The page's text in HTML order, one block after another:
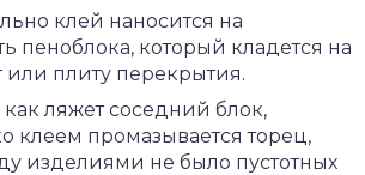
клей наносится на
пеноблока, который кладется на
плиту перекрытия.
ляжет соседний блок,
клеем промазывается торец,
изделиями не было пустотных